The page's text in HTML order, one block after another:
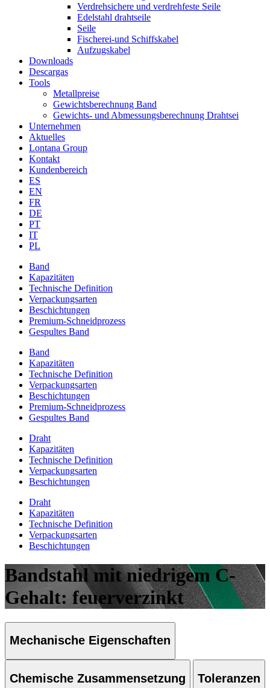
Verdrehsichere und verdrehfeste Seile
Edelstahl drahtseile
Seile
Fischerei-und Schiffskabel
Aufzugskabel
Downloads
Descargas
Tools
Metallpreise
Gewichtsberechnung Band
Gewichts- und Abmessungsberechnung Drahtsei
Unternehmen
Aktuelles
Lontana Group
Kontakt
Kundenbereich
ES
EN
FR
DE
PT
IT
PL
Band
Kapazitäten
Technische Definition
Verpackungsarten
Beschichtungen
Premium-Schneidprozess
Gespultes Band
Band
Kapazitäten
Technische Definition
Verpackungsarten
Beschichtungen
Premium-Schneidprozess
Gespultes Band
Draht
Kapazitäten
Technische Definition
Verpackungsarten
Beschichtungen
Draht
Kapazitäten
Technische Definition
Verpackungsarten
Beschichtungen
Bandstahl mit niedrigem C-
Gehalt: feuerverzinkt
Mechanische Eigenschaften
Chemische Zusammensetzung Toleranzen